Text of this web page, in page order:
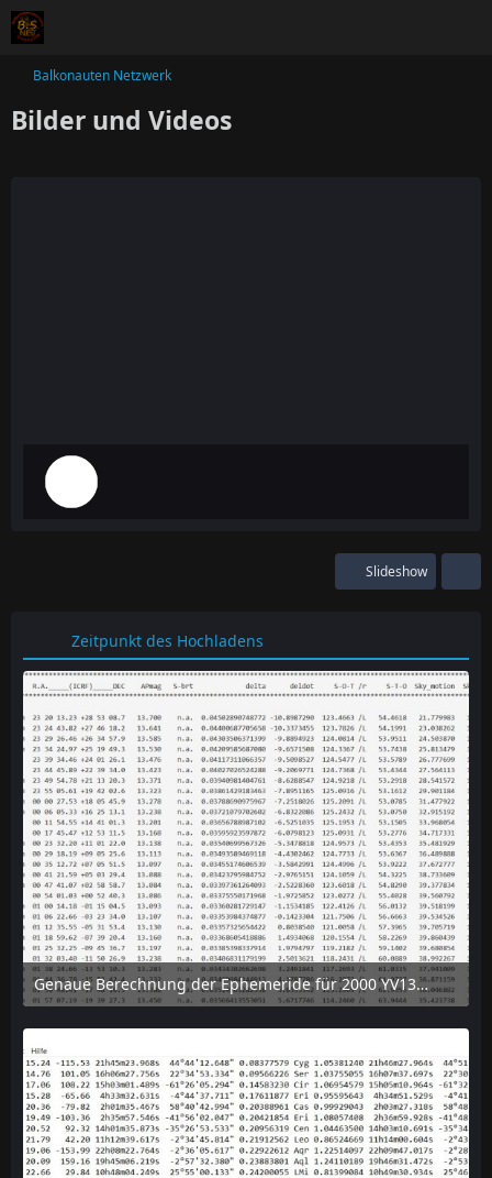
Balkonauten Netzwerk
Bilder und Videos
Slideshow
Zeitpunkt des Hochladens
Genaue Berechnung der Ephemeride für 2000 YV137 mit dem online-tool "Horizon" des JPL
6. August 2026 um 15:38